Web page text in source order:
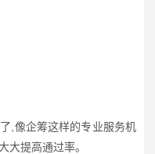
,像企筹这样的专业服务机
大提高通过率。